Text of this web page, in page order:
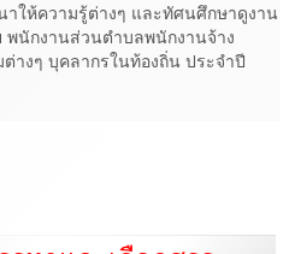
าให้ความรู้ต่างๆ และทัศนศึกษาดูงาน
พนักงานส่วนตำบลพนักงานจ้าง
งๆ บุคลากรในท้องถิ่น ประจำปี